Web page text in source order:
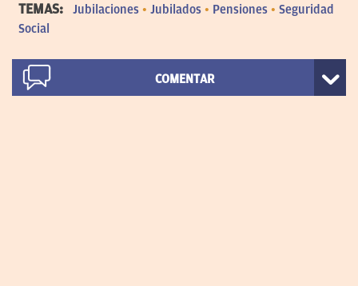
TEMAS: Jubilaciones Jubilados Pensiones
Seguridad
Social
COMENTAR